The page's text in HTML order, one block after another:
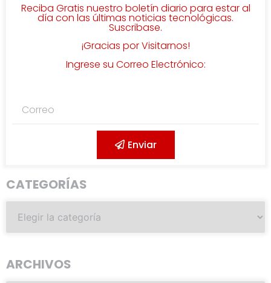
Reciba Gratis nuestro boletín diario para estar al
día con las últimas noticias tecnológicas.
Suscribase.
¡Gracias por Visitarnos!
Ingrese su Correo Electrónico:
Enviar
CATEGORÍAS
ARCHIVOS